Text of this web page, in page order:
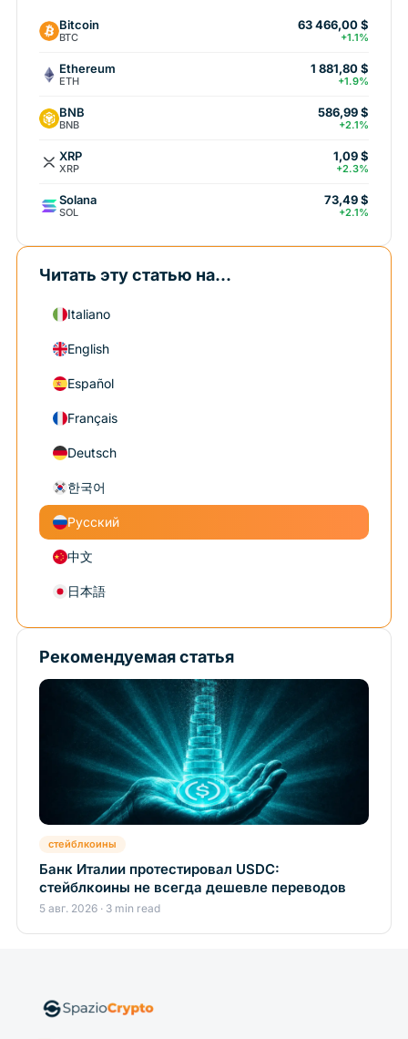
Bitcoin
BTC
63 466,00 $
+1.1%
Ethereum
ETH
1 881,80 $
+1.9%
BNB
BNB
586,99 $
+2.1%
XRP
XRP
1,09 $
+2.3%
Solana
SOL
73,49 $
+2.1%
Читать эту статью на...
Italiano
English
Español
Français
Deutsch
한국어
Русский
中文
日本語
Рекомендуемая статья
стейблкоины
Банк Италии протестировал USDC:
стейблкоины не всегда дешевле переводов
5 авг. 2026 · 3 min read